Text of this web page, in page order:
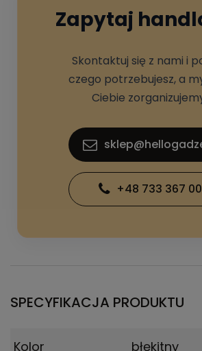
Zapytaj
Skontaktuj się z nami i
czego potrzebujesz, a
Ciebie
+48 733 367
SPECYFIKACJA PRODUKTU
Kolor błękitny